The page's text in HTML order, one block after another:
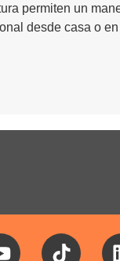
permiten un
desde casa o